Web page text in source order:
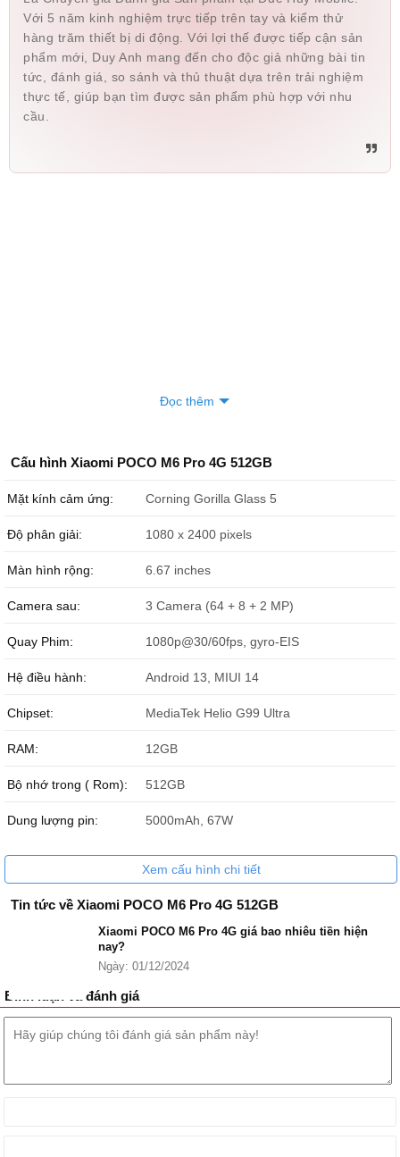
Với 5 năm kinh nghiệm trực tiếp trên tay và kiểm thử
hàng trăm thiết bị di động. Với lợi thế được tiếp cận sản
phẩm mới, Duy Anh mang đến cho độc giả những bài tin
tức, đánh giá, so sánh và thủ thuật dựa trên trải nghiệm
thực tế, giúp bạn tìm được sản phẩm phù hợp với nhu
cầu.
Đọc thêm
Cấu hình Xiaomi POCO M6 Pro 4G 512GB
Mặt kính cảm ứng: Corning Gorilla Glass 5
Độ phân giải: 1080 x 2400 pixels
Màn hình rộng: 6.67 inches
Camera sau: 3 Camera (64 + 8 + 2 MP)
Quay Phim: 1080p@30/60fps, gyro-EIS
Hệ điều hành: Android 13, MIUI 14
Chipset: MediaTek Helio G99 Ultra
RAM: 12GB
Bộ nhớ trong ( Rom): 512GB
Dung lượng pin: 5000mAh, 67W
Xem cấu hình chi tiết
Tin tức về Xiaomi POCO M6 Pro 4G 512GB
Xiaomi POCO M6 Pro 4G giá bao nhiêu tiền hiện
nay?
Ngày: 01/12/2024
Bình luận và đánh giá